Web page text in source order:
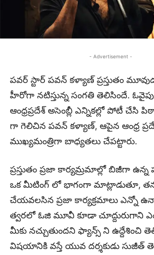
- Advertisement -
పవర్ స్టార్ పవన్ కళ్యాణ్ ప్రస్తుతం
హీరోగా నటిస్తున్న సంగతి తెలిసిందే.
ఆంధ్రప్రదేశ్ అసెంబ్లీ ఎన్నికల్లో పోటీ చేసి
గా గెలిచిన పవన్ కళ్యాణ్, ఆపైన ఆంధ్ర
ముఖ్యమంత్రిగా బాధ్యతలు చేపట్టారు.
ప్రస్తుతం ప్రజా కార్యమ్రమాల్లో బిజీగా
ఒక మీటింగ్ లో భాగంగా మాట్లాడుతూ, తనకు
చేయవలసిన ప్రజా కార్యక్రమాలు ఎన్నో
త్వరలో ఓజి మూవీ కూడా చూద్దురుగాని
మీకు నచ్చుతుందని ఫ్యాన్స్ ని ఉద్దేశించి
విషయానికి వస్తే యువ దర్శకుడు సుజీత్